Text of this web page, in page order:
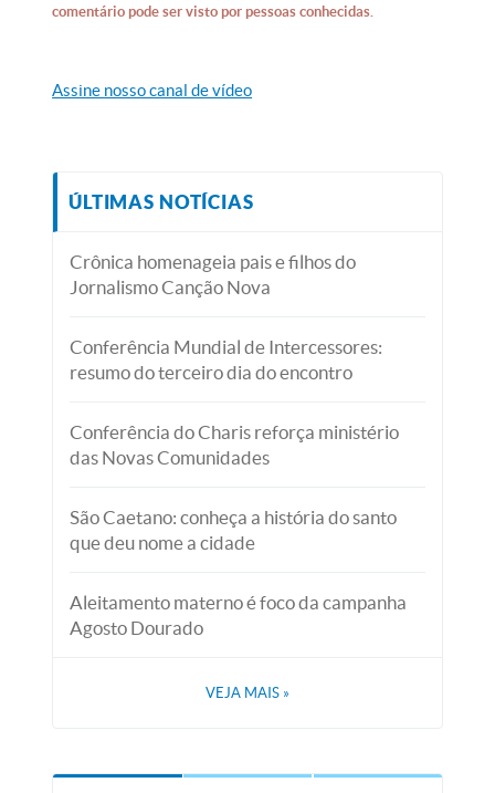
comentário pode ser visto por pessoas conhecidas.
Assine nosso canal de vídeo
ÚLTIMAS NOTÍCIAS
Crônica homenageia pais e filhos do
Jornalismo Canção Nova
Conferência Mundial de Intercessores:
resumo do terceiro dia do encontro
Conferência do Charis reforça ministério
das Novas Comunidades
São Caetano: conheça a história do santo
que deu nome a cidade
Aleitamento materno é foco da campanha
Agosto Dourado
VEJA MAIS »